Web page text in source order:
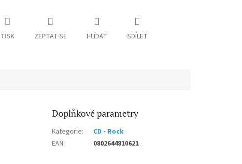
TISK ZEPTAT SE HLÍDAT SDÍLET
Doplňkové parametry
Kategorie:
CD - Rock
EAN: 0802644810621